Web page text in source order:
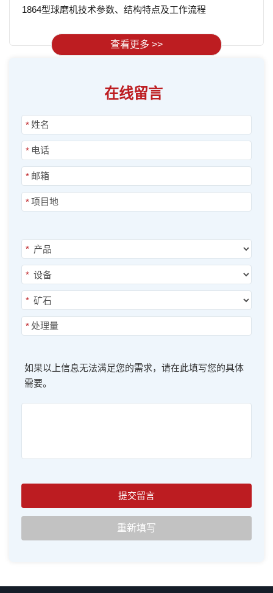
1864型球磨机技术参数、结构特点及工作流程
查看更多 >>
在线留言
*
*
*
*
*
*
*
*
如果以上信息无法满足您的需求，请在此填写您的具体
需要。